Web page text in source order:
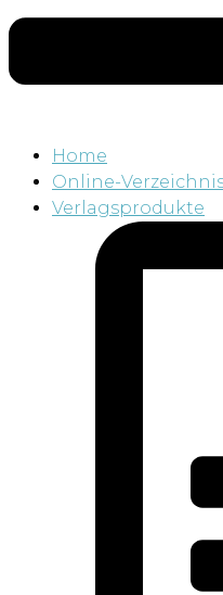
Home
Online-
Verlagsprodukte